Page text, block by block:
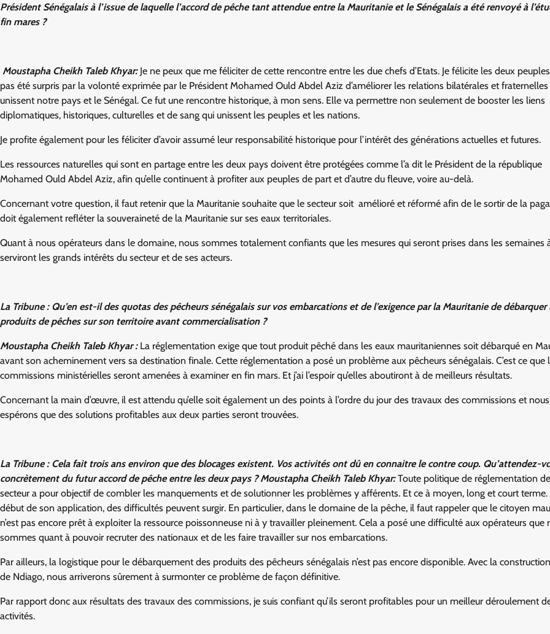
Président Sénégalais à l’issue de laquelle l’accord de pêche tant attendue entre la Mauritanie et le Sénégalais a été renvoyé à
fin mares ?
Moustapha Cheikh Taleb Khyar: Je ne peux que me féliciter de cette rencontre entre les due chefs d’Etats. Je félicite les deux peuples.
pas été surpris par la volonté exprimée par le Président Mohamed Ould Abdel Aziz d’améliorer les relations bilatérales et
unissent notre pays et le Sénégal. Ce fut une rencontre historique, à mon sens. Elle va permettre non seulement de booster les liens
diplomatiques, historiques, culturelles et de sang qui unissent les peuples et les nations.
Je profite également pour les féliciter d’avoir assumé leur responsabilité historique pour l’intérêt des générations actuelles et futures.
Les ressources naturelles qui sont en partage entre les deux pays doivent être protégées comme l’a dit le Président de la république
Mohamed Ould Abdel Aziz, afin qu’elle continuent à profiter aux peuples de part et d’autre du fleuve, voire au-delà.
Concernant votre question, il faut retenir que la Mauritanie souhaite que le secteur soit amélioré et réformé afin de le sortir de la
doit également refléter la souveraineté de la Mauritanie sur ses eaux territoriales.
Quant à nous opérateurs dans le domaine, nous sommes totalement confiants que les mesures qui seront prises dans les semaines
serviront les grands intérêts du secteur et de ses acteurs.
La Tribune : Qu’en est-il des quotas des pêcheurs sénégalais sur vos embarcations et de l’exigence par la Mauritanie de débarquer
produits de pêches sur son territoire avant commercialisation ?
Moustapha Cheikh Taleb Khyar :La réglementation exige que tout produit pêché dans les eaux mauritaniennes soit débarqué en
avant son acheminement vers sa destination finale. Cette réglementation a posé un problème aux pêcheurs sénégalais. C’est ce que
commissions ministérielles seront amenées à examiner en fin mars. Et j’ai l’espoir qu’elles aboutiront à de meilleurs résultats.
Concernant la main d’œuvre, il est attendu qu’elle soit également un des points à l’ordre du jour des travaux des commissions et nous
espérons que des solutions profitables aux deux parties seront trouvées.
La Tribune : Cela fait trois ans environ que des blocages existent. Vos activités ont dû en connaitre le contre coup. Qu’attendez-
concrètement du futur accord de pêche entre les deux pays ?Moustapha Cheikh Taleb Khyar:Toute politique de réglementation
secteur a pour objectif de combler les manquements et de solutionner les problèmes y afférents. Et ce à moyen, long et court terme.
début de son application, des difficultés peuvent surgir. En particulier, dans le domaine de la pêche, il faut rappeler que le citoyen
n’est pas encore prêt à exploiter la ressource poissonneuse ni à y travailler pleinement. Cela a posé une difficulté aux opérateurs que
sommes quant à pouvoir recruter des nationaux et de les faire travailler sur nos embarcations.
Par ailleurs, la logistique pour le débarquement des produits des pêcheurs sénégalais n’est pas encore disponible. Avec la
de Ndiago, nous arriverons sûrement à surmonter ce problème de façon définitive.
Par rapport donc aux résultats des travaux des commissions, je suis confiant qu’ils seront profitables pour un meilleur déroulement
activités.